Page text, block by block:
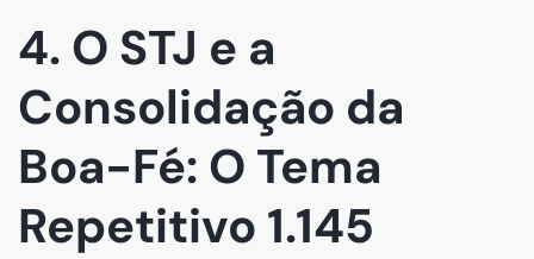
4. O STJ e a
Consolidação da
Boa-Fé: O Tema
Repetitivo 1.145